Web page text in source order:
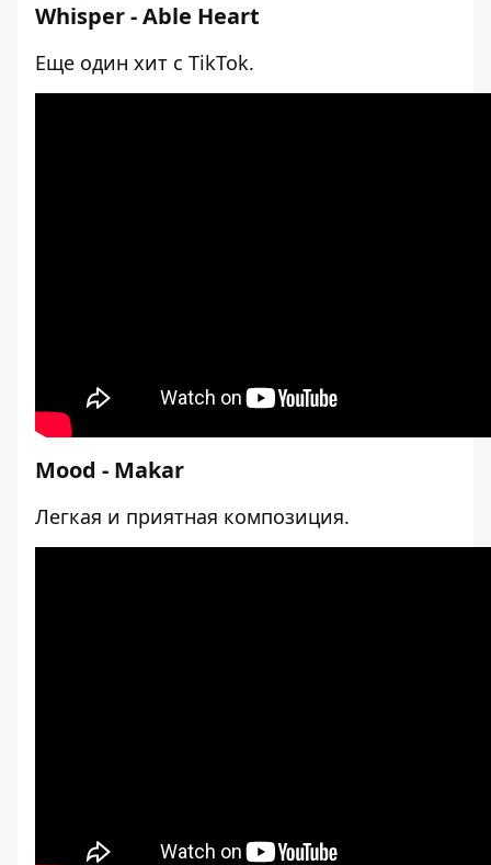
Whisper - Able Heart
Еще один хит с TikTok.
Mood - Makar
Легкая и приятная композиция.